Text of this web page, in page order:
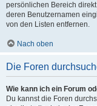
persönlichen Bereich
deren Benutzernamen
von den Listen entfernen.
Nach oben
Die Foren
Wie kann ich ein Forum
Du kannst die Foren